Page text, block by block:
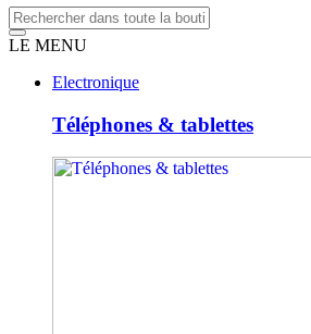
LE MENU
Electronique
Téléphones & tablettes